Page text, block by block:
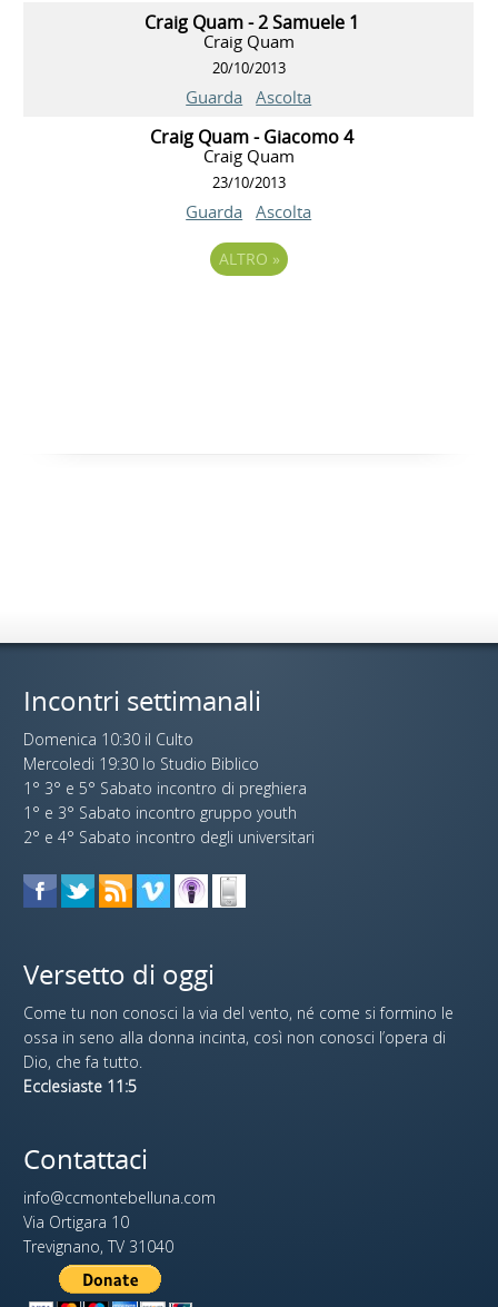
Craig Quam - 2 Samuele 1
Craig Quam
20/10/2013
Guarda Ascolta
Craig Quam - Giacomo 4
Craig Quam
23/10/2013
Guarda Ascolta
ALTRO »
Incontri settimanali
Domenica 10:30 il Culto
Mercoledi 19:30 lo Studio Biblico
1° 3° e 5° Sabato incontro di preghiera
1° e 3° Sabato incontro gruppo youth
2° e 4° Sabato incontro degli universitari
Versetto di oggi
Come tu non conosci la via del vento, né come si formino le
ossa in seno alla donna incinta, così non conosci l’opera di
Dio, che fa tutto.
Ecclesiaste 11:5
Contattaci
info@ccmontebelluna.com
Via Ortigara 10
Trevignano, TV 31040